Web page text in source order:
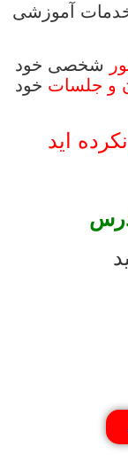
آموزشی
شخصی خود
و جلسات خود
اید